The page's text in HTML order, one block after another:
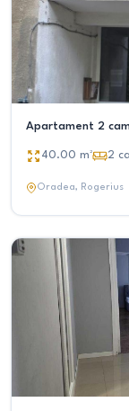
Apartament 2
40.00 m² 2
Oradea, Rogerius